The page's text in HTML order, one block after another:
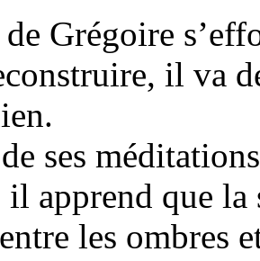
de Grégoire
il va
ses
il apprend que
les ombres